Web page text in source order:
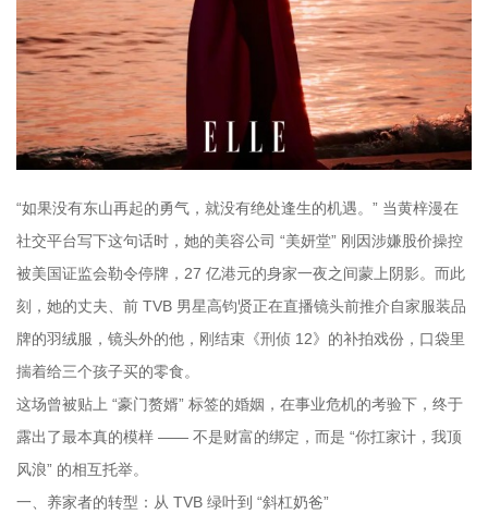
“如果没有东山再起的勇气，就没有绝处逢生的机遇。” 当黄梓漫在
社交平台写下这句话时，她的美容公司 “美妍堂” 刚因涉嫌股价操控
被美国证监会勒令停牌，27 亿港元的身家一夜之间蒙上阴影。而此
刻，她的丈夫、前 TVB 男星高钧贤正在直播镜头前推介自家服装品
牌的羽绒服，镜头外的他，刚结束《刑侦 12》的补拍戏份，口袋里
揣着给三个孩子买的零食。
这场曾被贴上 “豪门赘婿” 标签的婚姻，在事业危机的考验下，终于
露出了最本真的模样 —— 不是财富的绑定，而是 “你扛家计，我顶
风浪” 的相互托举。
一、养家者的转型：从 TVB 绿叶到 “斜杠奶爸”